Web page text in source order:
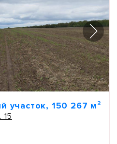
участок, 150 267 м²
15